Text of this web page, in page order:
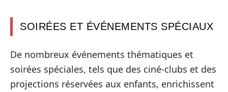
SOIRÉES ET ÉVÉNEMENTS SPÉCIAUX
De nombreux événements thématiques et
soirées spéciales, tels que des ciné-clubs et des
projections réservées aux enfants, enrichissent